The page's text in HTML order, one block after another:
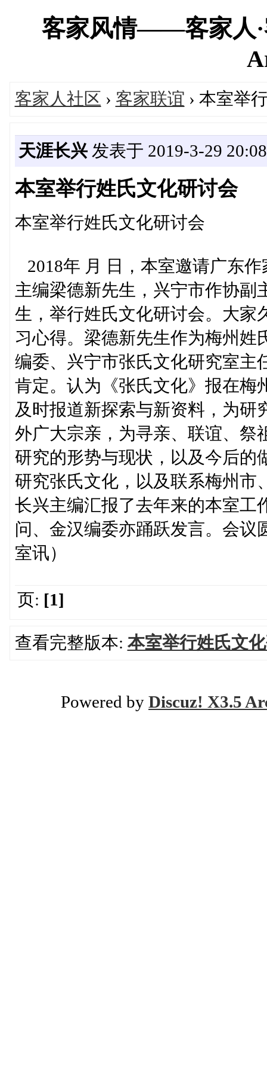
客家风情——客家人·
客家人社区 › 客家联谊 › 本室举
天涯长兴发表于 2019-3-29
本室举行姓氏文化研讨会
本室举行姓氏文化研讨会
2018年 月 日，本室邀请广东
主编梁德新先生，兴宁市作协副
生，举行姓氏文化研讨会。大家
习心得。梁德新先生作为梅州姓
编委、兴宁市张氏文化研究室主
肯定。认为《张氏文化》报在梅
及时报道新探索与新资料，为研
外广大宗亲，为寻亲、联谊、祭
研究的形势与现状，以及今后的
研究张氏文化，以及联系梅州市
长兴主编汇报了去年来的本室工
问、金汉编委亦踊跃发言。会议
室讯）
页: [1]
查看完整版本: 本室举行姓氏文
Powered by Discuz! X3.5